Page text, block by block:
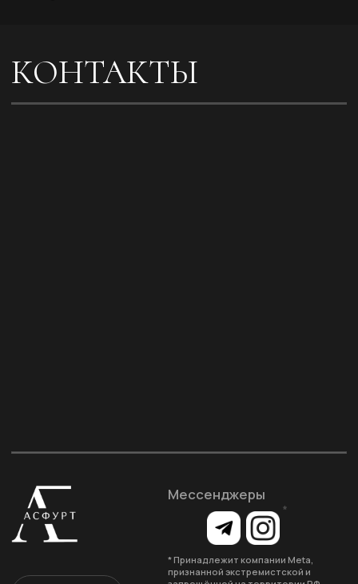
Контакты
Индивидуальный
предприниматель ИП Плити
Руслан Дмитриевич